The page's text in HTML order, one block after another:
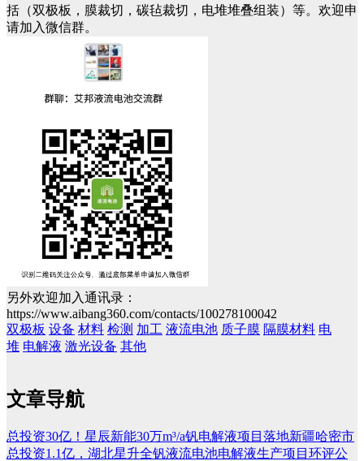
括（双极板，膜裁切，碳毡裁切，电堆堆叠组装）等。欢迎申
请加入微信群。
另外欢迎加入通讯录：
https://www.aibang360.com/contacts/100278100042
双极板 设备 材料 检测 加工 液流电池 质子膜 隔膜材料 电
堆 电解液 激光设备 其他
文章导航
总投资30亿！星辰新能30万m³/a钒电解液项目落地新疆哈密市
总投资1.1亿，湖北星升全钒液流电池电解液生产项目环评公